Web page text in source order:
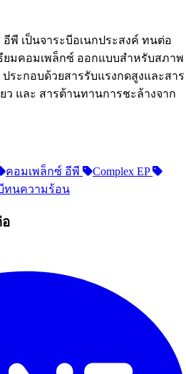
พี เป็นจาระบีอเนกประสงค์ ทนต่อ
ยมคอมเพล็กซ์ ออกแบบสำหรับสภาพ
ะกอบด้วยสารรับแรงกดสูงและสาร
ว และ สารต้านทานการชะล้างจาก
คอมเพล็กซ์ อีพี
Complex EP
ทนความร้อน